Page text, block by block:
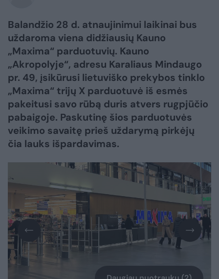
Balandžio 28 d. atnaujinimui laikinai bus
uždaroma viena didžiausių Kauno
„Maxima“ parduotuvių. Kauno
„Akropolyje“, adresu Karaliaus Mindaugo
pr. 49, įsikūrusi lietuviško prekybos tinklo
„Maxima“ trijų X parduotuvė iš esmės
pakeitusi savo rūbą duris atvers rugpjūčio
pabaigoje. Paskutinę šios parduotuvės
veikimo savaitę prieš uždarymą pirkėjų
čia lauks išpardavimas.